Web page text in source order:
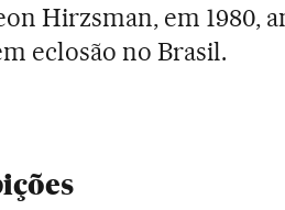
Hirzsman, em 1980,
eclosão no Brasil.